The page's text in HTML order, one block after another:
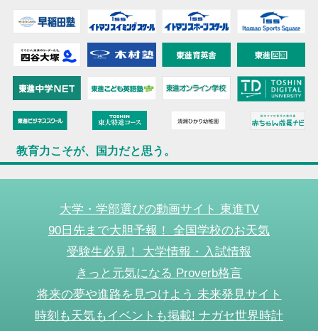
教育力こそが、国力だと思う。
大学・学部選びの動画サイト 東進TV
90日先まで大胆予報！ 全国学校のお天気
受験生必見！ 大学情報・入試情報
きっと元気になる Proverb格言
将来の夢や進路を見つけよう 未来発見サイト
時刻も天気もイベントも掲載! ナガセ世界時計